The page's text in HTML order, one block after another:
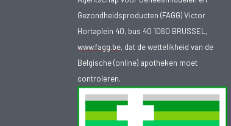
Gezondheidsproducten (FAGG) Victor
Hortaplein 40, bus 40 1060 BRUSSEL,
www.fagg.be, dat de wettelikheid van de
Belgische (online) apotheken moet
controleren.